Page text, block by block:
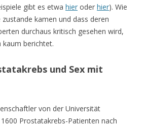
gibt es etwa hier oder hier). Wie
zustande kamen und dass deren
durchaus kritisch gesehen wird,
kaum berichtet.
und Sex mit
von der Universität
Prostatakrebs-Patienten nach